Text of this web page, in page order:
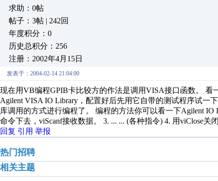
求助：0帖
帖子：3帖 | 242回
年度积分：0
历史总积分：256
注册：2002年4月15日
发表于：2004-02-14 21:04:00
现在用VB编程GPIB卡比较方的作法是调用VISA接口函数。
Agilent VISA IO Library，配置好后先用它自带的测试程序试
库调用的方式进行编程了。 编程的方法你可以看一下Agilent
命令下去，viScanf接收数据。 3. ... ... (各种指令) 4. 用viClose
回复 引用 举报
热门招聘
相关主题